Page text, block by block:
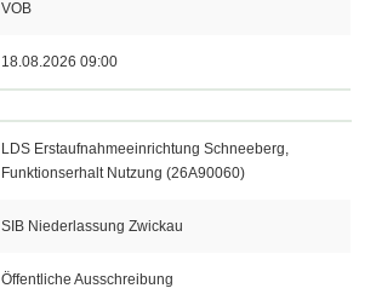
VOB
18.08.2026 09:00
LDS Erstaufnahmeeinrichtung Schneeberg,
Funktionserhalt Nutzung (26A90060)
SIB Niederlassung Zwickau
Öffentliche Ausschreibung